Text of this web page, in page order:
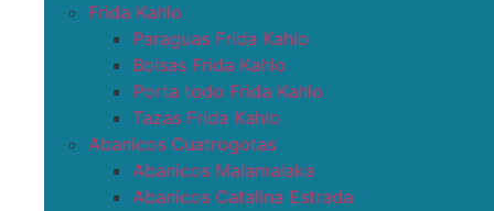
Frida Kahlo
Paraguas Frida Kahlo
Bolsas Frida Kahlo
Porta todo Frida Kahlo
Tazas Frida Kahlo
Abanicos Cuatrogotas
Abanicos Malamalaka
Abanicos Catalina Estrada